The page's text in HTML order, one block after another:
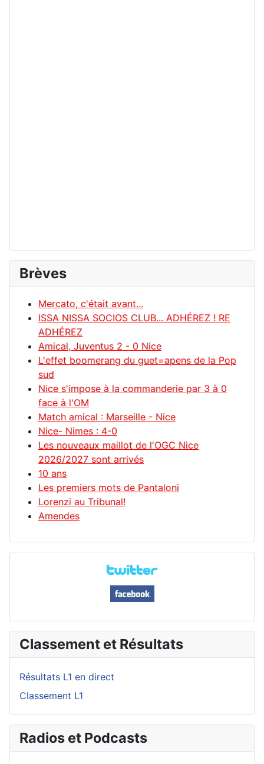
Brèves
Mercato, c'était avant...
ISSA NISSA SOCIOS CLUB... ADHÉREZ ! RE
ADHÉREZ
Amical, Juventus 2 - 0 Nice
L'effet boomerang du guet=apens de la Pop
sud
Nice s'impose à la commanderie par 3 à 0
face à l'OM
Match amical : Marseille - Nice
Nice- Nimes : 4-0
Les nouveaux maillot de l'OGC Nice
2026/2027 sont arrivés
10 ans
Les premiers mots de Pantaloni
Lorenzi au Tribunal!
Amendes
Classement et Résultats
Résultats L1 en direct
Classement L1
Radios et Podcasts